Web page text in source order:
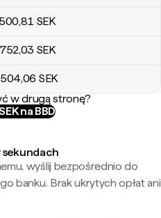
,81 SEK
,03 SEK
,06 SEK
w drugą stronę?
na BBD
sekundach
wyślij bezpośrednio do
banku. Brak ukrytych opłat ani